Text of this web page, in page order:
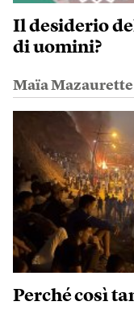
Il desiderio
di uomini?
Maïa Mazaurette
Perché così